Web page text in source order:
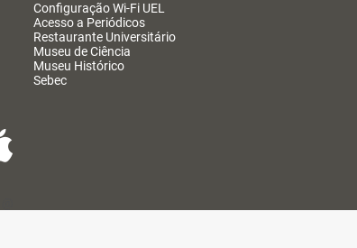
Configuração Wi-Fi UEL
Acesso a Periódicos
Restaurante Universitário
Museu de Ciência
Museu Histórico
Sebec